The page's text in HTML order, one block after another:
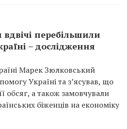
вдвічі перебільшили
– дослідження
Марек Зюлковський
Україні та з’ясував, що
обсяг, а також замовчували
біженців на економіку